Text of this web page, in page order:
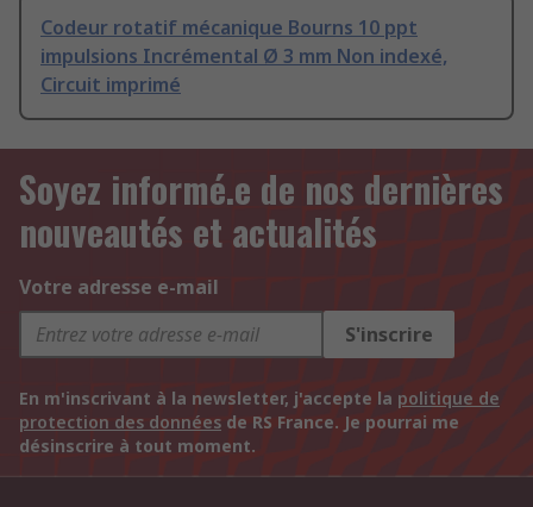
Codeur rotatif mécanique Bourns 10 ppt
impulsions Incrémental Ø 3 mm Non indexé,
Circuit imprimé
Soyez informé.e de nos dernières
nouveautés et actualités
Votre adresse e-mail
S'inscrire
En m'inscrivant à la newsletter, j'accepte la politique de
protection des données de RS France. Je pourrai me
désinscrire à tout moment.